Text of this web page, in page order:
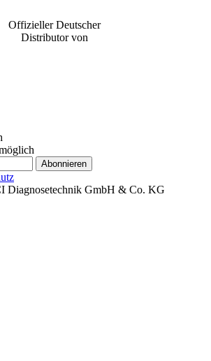
Offizieller Deutscher
Distributor von
Diagnosetechnik GmbH & Co. KG